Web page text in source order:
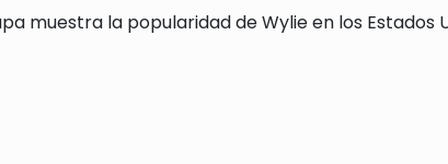
muestra la popularidad de Wylie en los Estados